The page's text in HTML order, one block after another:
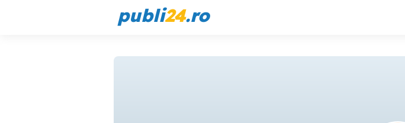
publi24.ro